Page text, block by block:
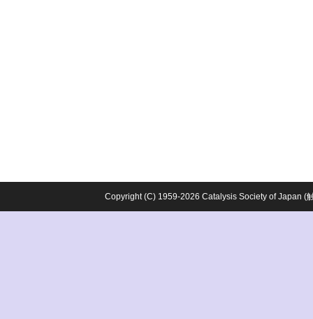
Copyright (C) 1959-2026 Catalysis Society of Japan (